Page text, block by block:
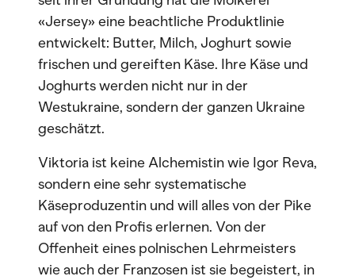
«Jersey» eine beachtliche Produktlinie
entwickelt: Butter, Milch, Joghurt sowie
frischen und gereiften Käse. Ihre Käse und
Joghurts werden nicht nur in der
Westukraine, sondern der ganzen Ukraine
geschätzt.
Viktoria ist keine Alchemistin wie Igor Reva,
sondern eine sehr systematische
Käseproduzentin und will alles von der Pike
auf von den Profis erlernen. Von der
Offenheit eines polnischen Lehrmeisters
wie auch der Franzosen ist sie begeistert, in